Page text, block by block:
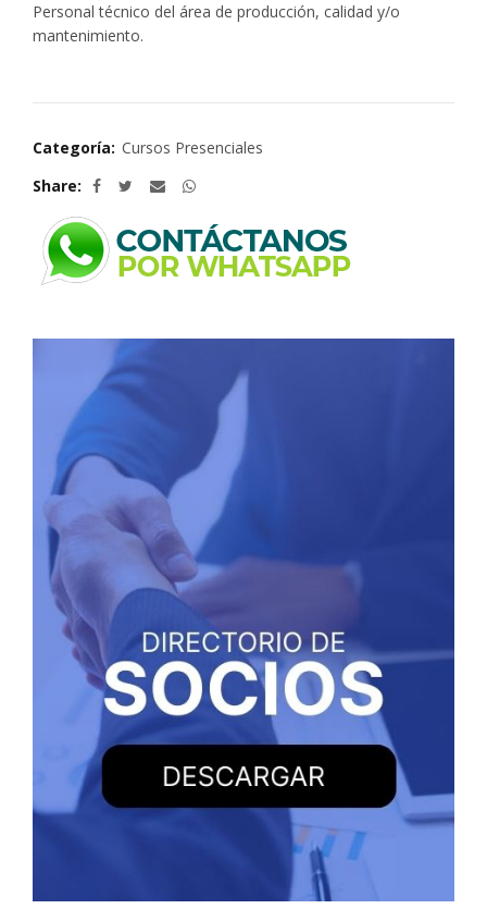
Personal técnico del área de producción, calidad y/o
mantenimiento.
Categoría: Cursos Presenciales
Share